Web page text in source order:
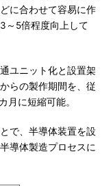
に合わせて容易に作
～5倍程度向上して
ユニット化と設置架
らの製作期間を、従
月に短縮可能。
で、半導体装置を設
導体製造プロセスに